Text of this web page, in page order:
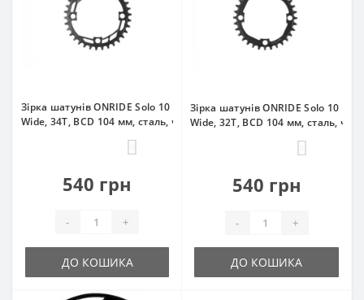
Зірка шатунів ONRIDE Solo 10 Narrow-
Wide, 34T, BCD 104 мм, сталь, чорна
540 грн
- +
ДО КОШИКА
Зірка шатунів ONRIDE Solo 10
Wide, 32T, BCD 104 мм, сталь,
540 грн
- +
ДО КОШИКА